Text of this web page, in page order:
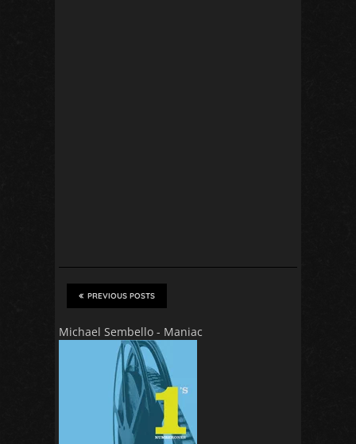
PREVIOUS POSTS
Michael Sembello - Maniac